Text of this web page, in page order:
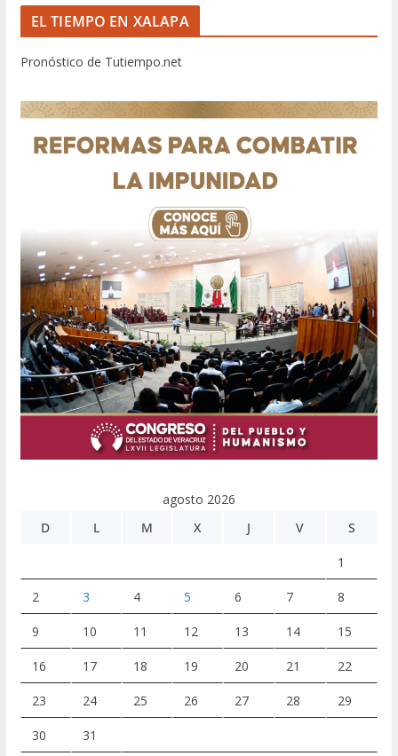
EL TIEMPO EN XALAPA
Pronóstico de Tutiempo.net
agosto 2026
D
L M X J V S
1
2 3 4 5 6 7 8
9 10 11 12 13 14 15
16 17 18 19 20 21 22
23 24 25 26 27 28 29
30 31